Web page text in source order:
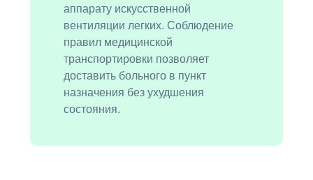
аппарату искусственной
вентиляции легких. Соблюдение
правил медицинской
транспортировки позволяет
доставить больного в пункт
назначения без ухудшения
состояния.